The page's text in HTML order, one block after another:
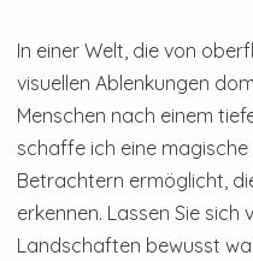
In einer Welt, die von
visuellen Ablenkungen
Menschen nach einem
schaffe ich eine
Betrachtern ermöglicht,
erkennen. Lassen Sie sich
Landschaften bewusst